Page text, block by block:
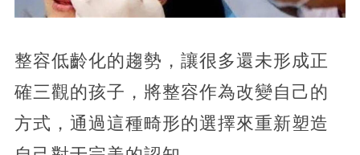
整容低齡化的趨勢，讓很多還未形成正
確三觀的孩子，將整容作為改變自己的
方式，通過這種畸形的選擇來重新塑造